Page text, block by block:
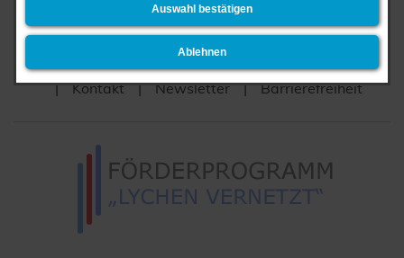
Auswahl bestätigen
Ablehnen
Startseite Login Datenschutz
Impressum
Kontakt
Newsletter Barrierefreiheit